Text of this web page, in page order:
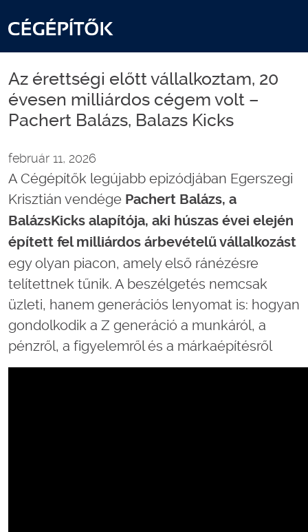
Az érettségi előtt vállalkoztam, 20
évesen milliárdos cégem volt –
Pachert Balázs, Balazs Kicks
február 11, 2026
A Cégépítők legújabb epizódjában Egerszegi
Krisztián vendége Pachert Balázs, a
BalázsKicks alapítója, aki húszas évei elején
épített fel milliárdos árbevételű vállalkozást
egy olyan piacon, amely első ránézésre
telítettnek tűnik. A beszélgetés nemcsak
üzleti, hanem generációs lenyomat is: hogyan
gondolkodik a Z generáció a munkáról, a
pénzről, a figyelemről és a márkaépítésről